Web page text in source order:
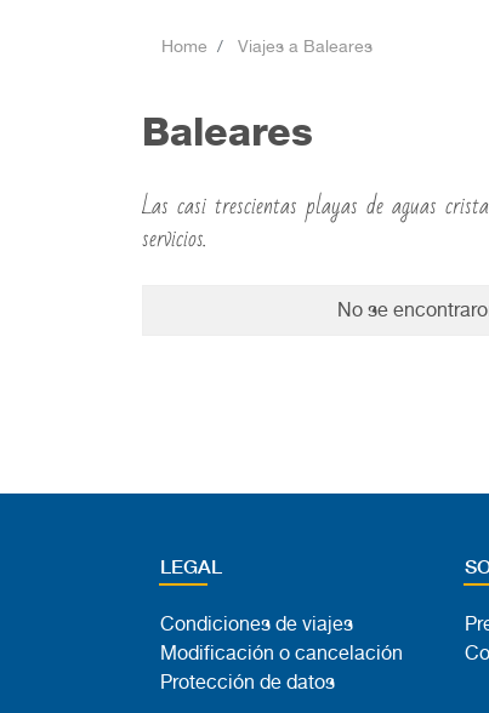
Home Viajes a Baleares
Baleares
Las casi trescientas playas de aguas
servicios.
No se
LEGAL
Condiciones de viajes
Modificación o cancelación
Protección de datos